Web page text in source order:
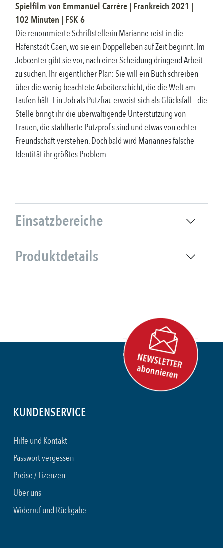
Spielfilm von Emmanuel Carrère | Frankreich 2021 |
102 Minuten | FSK6
Die renommierte Schriftstellerin Marianne reist in die
Hafenstadt Caen, wo sie ein Doppelleben auf Zeit beginnt. Im
Jobcenter gibt sie vor, nach einer Scheidung dringend Arbeit
zu suchen. Ihr eigentlicher Plan: Sie will ein Buch schreiben
über die wenig beachtete Arbeiterschicht, die die Welt am
Laufen hält. Ein Job als Putzfrau erweist sich als Glücksfall – die
Stelle bringt ihr die überwältigende Unterstützung von
Frauen, die stahlharte Putzprofis sind und etwas von echter
Freundschaft verstehen. Doch bald wird Mariannes falsche
Identität ihr größtes Problem …
Einsatzbereiche
Produktdetails
KUNDENSERVICE
Hilfe und Kontakt
Passwort vergessen
Preise / Lizenzen
Über uns
Widerruf und Rückgabe